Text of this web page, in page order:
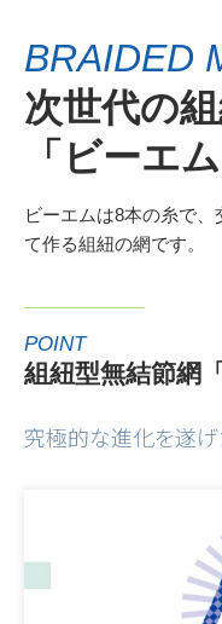
BRAIDED
次世代の
「ビーエム
ビーエムは8本の糸で
て作る組紐の網です。
POINT
組紐型無結節網
究極的な進化を遂